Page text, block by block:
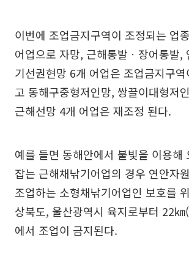
이번에 조업금지구역이 조정되는 업
어업으로 자망, 근해통발ㆍ장어통발,
기선권현망 6개 어업은 조업금지구
고 동해구중형저인망, 쌍끌이대형저
근해선망 4개 어업은 재조정 된다.
예를 들면 동해안에서 불빛을 이용해
잡는 근해채낚기어업의 경우 연안자
조업하는 소형채낚기어업인 보호를
상북도, 울산광역시 육지로부터 22㎞
에서 조업이 금지된다.